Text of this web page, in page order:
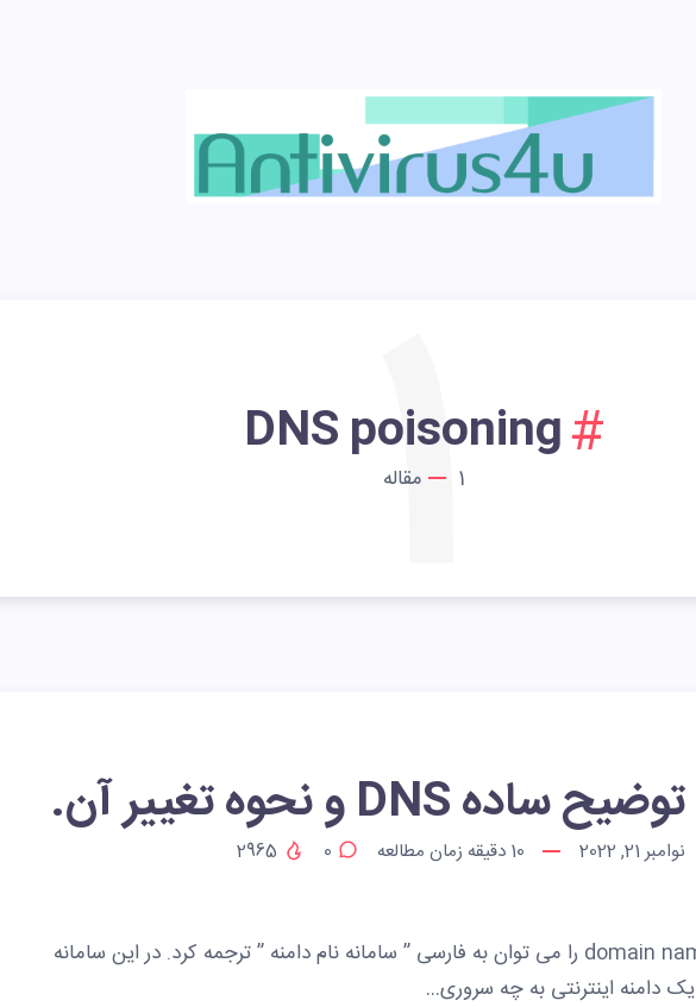
DNS poisoning
1 مقاله
1
توضیح ساده DNS و نحوه تغییر آن.
نوامبر 21, 2022 10 دقیقه زمان مطالعه 0
DNS یا domain name system را می توان به فارسی ” سامانه نام دامنه ” ترجمه کرد. در این سامانه
اینترنتی به چه سروری…